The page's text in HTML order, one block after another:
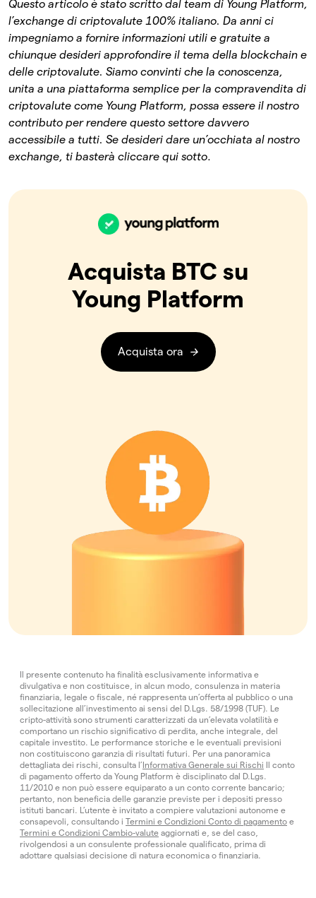
Questo articolo è stato scritto dal team di Young Platform,
l’exchange di criptovalute 100% italiano. Da anni ci
impegniamo a fornire informazioni utili e gratuite a
chiunque desideri approfondire il tema della blockchain e
delle criptovalute. Siamo convinti che la conoscenza,
unita a una piattaforma semplice per la compravendita di
criptovalute come Young Platform, possa essere il nostro
contributo per rendere questo settore davvero
accessibile a tutti. Se desideri dare un’occhiata al nostro
exchange, ti basterà cliccare qui sotto.
Acquista BTC su
Young Platform
Acquista ora
Il presente contenuto ha finalità esclusivamente informativa e
divulgativa e non costituisce, in alcun modo, consulenza in materia
finanziaria, legale o fiscale, né rappresenta un’offerta al pubblico o una
sollecitazione all’investimento ai sensi del D.Lgs. 58/1998 (TUF). Le
cripto-attività sono strumenti caratterizzati da un’elevata volatilità e
comportano un rischio significativo di perdita, anche integrale, del
capitale investito. Le performance storiche e le eventuali previsioni
non costituiscono garanzia di risultati futuri. Per una panoramica
dettagliata dei rischi, consulta l’ Informativa Generale sui Rischi Il conto
di pagamento offerto da Young Platform è disciplinato dal D.Lgs.
11/2010 e non può essere equiparato a un conto corrente bancario;
pertanto, non beneficia delle garanzie previste per i depositi presso
istituti bancari. L’utente è invitato a compiere valutazioni autonome e
consapevoli, consultando i Termini e Condizioni Conto di pagamento e
Termini e Condizioni Cambio-valute aggiornati e, se del caso,
rivolgendosi a un consulente professionale qualificato, prima di
adottare qualsiasi decisione di natura economica o finanziaria.